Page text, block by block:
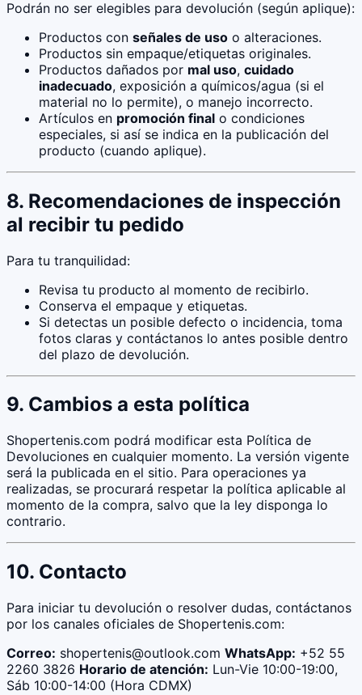
Podrán no ser elegibles para devolución (según aplique):
Productos con señales de uso o alteraciones.
Productos sin empaque/etiquetas originales.
Productos dañados por mal uso, cuidado
inadecuado, exposición a químicos/agua (si el
material no lo permite), o manejo incorrecto.
Artículos en promoción final o condiciones
especiales, si así se indica en la publicación del
producto (cuando aplique).
8. Recomendaciones de inspección
al recibir tu pedido
Para tu tranquilidad:
Revisa tu producto al momento de recibirlo.
Conserva el empaque y etiquetas.
Si detectas un posible defecto o incidencia, toma
fotos claras y contáctanos lo antes posible dentro
del plazo de devolución.
9. Cambios a esta política
Shopertenis.com podrá modificar esta Política de
Devoluciones en cualquier momento. La versión vigente
será la publicada en el sitio. Para operaciones ya
realizadas, se procurará respetar la política aplicable al
momento de la compra, salvo que la ley disponga lo
contrario.
10. Contacto
Para iniciar tu devolución o resolver dudas, contáctanos
por los canales oficiales de Shopertenis.com:
Correo: shopertenis@outlook.com WhatsApp: +52 55
2260 3826 Horario de atención: Lun-Vie 10:00-19:00,
Sáb 10:00-14:00 (Hora CDMX)